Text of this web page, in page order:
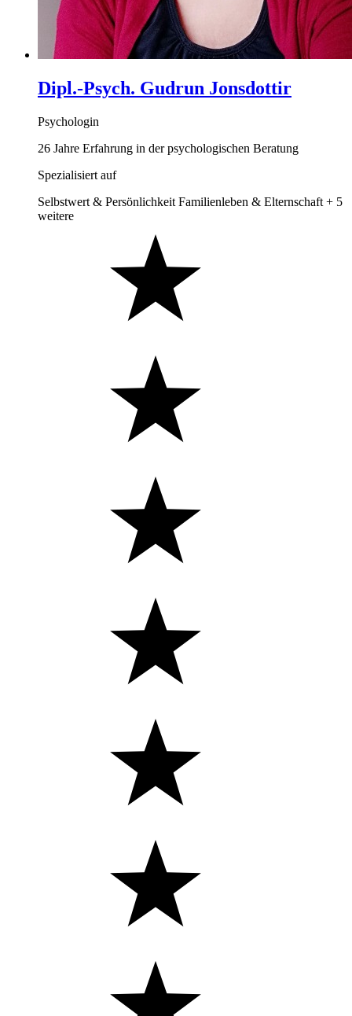
Dipl.-Psych. Gudrun Jonsdottir
Psychologin
26 Jahre Erfahrung in der psychologischen Beratung
Spezialisiert auf
Selbstwert & Persönlichkeit Familienleben & Elternschaft + 5
weitere